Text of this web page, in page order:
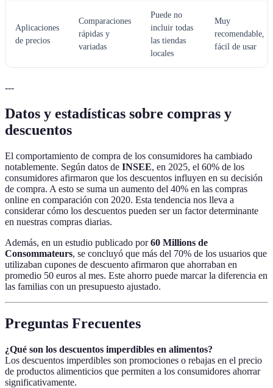
Aplicaciones
de precios
Comparaciones
rápidas y
variadas
Puede no
incluir todas
las tiendas
locales
Muy
recomendable,
fácil de usar
---
Datos y estadísticas sobre compras y
descuentos
El comportamiento de compra de los consumidores ha cambiado
notablemente. Según datos de INSEE, en 2025, el 60% de los
consumidores afirmaron que los descuentos influyen en su decisión
de compra. A esto se suma un aumento del 40% en las compras
online en comparación con 2020. Esta tendencia nos lleva a
considerar cómo los descuentos pueden ser un factor determinante
en nuestras compras diarias.
Además, en un estudio publicado por60 Millions de
Consommateurs, se concluyó que más del 70% de los usuarios que
utilizaban cupones de descuento afirmaron que ahorraban en
promedio 50 euros al mes. Este ahorro puede marcar la diferencia en
las familias con un presupuesto ajustado.
Preguntas Frecuentes
¿Qué son los descuentos imperdibles en alimentos?
Los descuentos imperdibles son promociones o rebajas en el precio
de productos alimenticios que permiten a los consumidores ahorrar
significativamente.